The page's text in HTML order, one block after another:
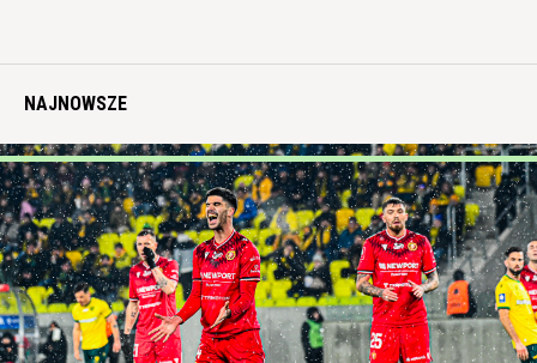
NAJNOWSZE